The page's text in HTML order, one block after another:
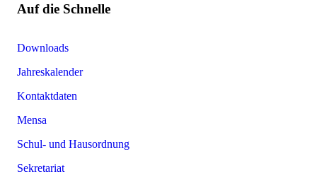
Auf die Schnelle
Downloads
Jahreskalender
Kontaktdaten
Mensa
Schul- und Hausordnung
Sekretariat